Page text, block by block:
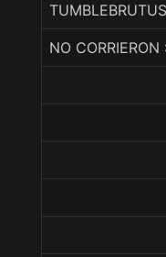
TUMBLEBRUTUS
NO